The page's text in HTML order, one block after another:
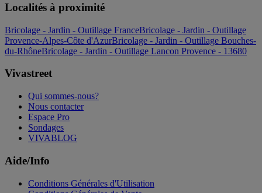
Localités à proximité
Bricolage - Jardin - Outillage FranceBricolage - Jardin - Outillage
Provence-Alpes-Côte d'AzurBricolage - Jardin - Outillage Bouches-
du-RhôneBricolage - Jardin - Outillage Lancon Provence - 13680
Vivastreet
Qui sommes-nous?
Nous contacter
Espace Pro
Sondages
VIVABLOG
Aide/Info
Conditions Générales d'Utilisation